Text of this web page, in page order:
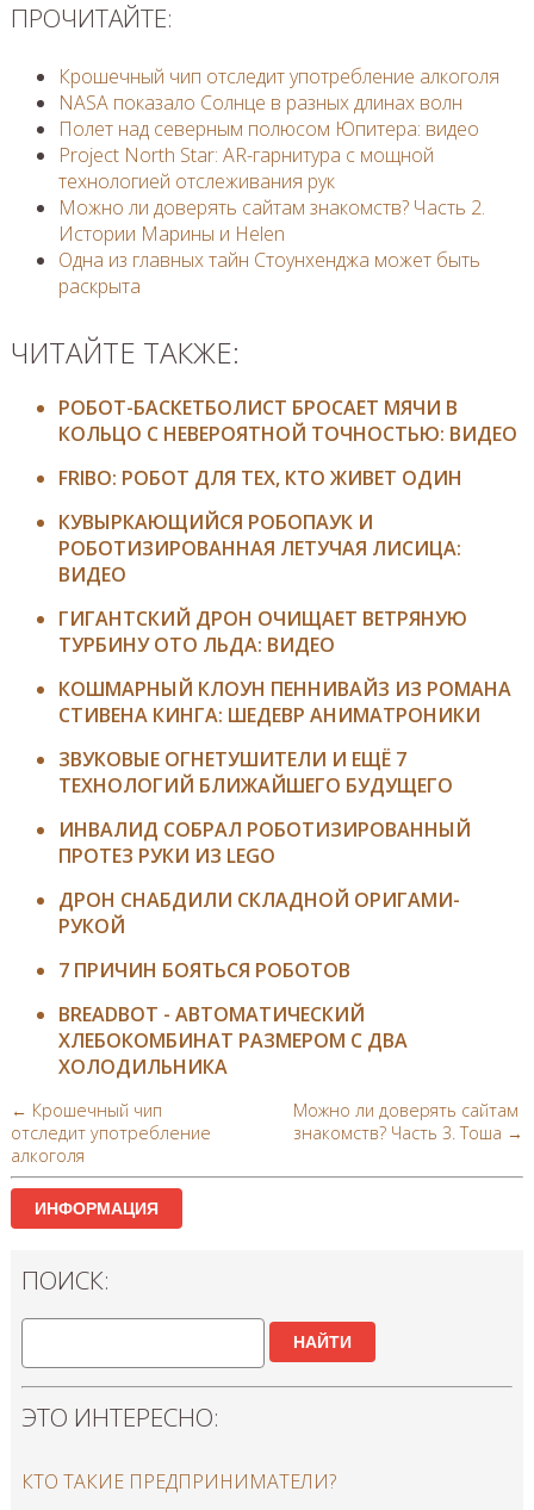
ПРОЧИТАЙТЕ:
Крошечный чип отследит употребление алкоголя
NASA показало Солнце в разных длинах волн
Полет над северным полюсом Юпитера: видео
Project North Star: AR-гарнитура с мощной
технологией отслеживания рук
Можно ли доверять сайтам знакомств? Часть 2.
Истории Марины и Helen
Одна из главных тайн Стоунхенджа может быть
раскрыта
ЧИТАЙТЕ ТАКЖЕ:
РОБОТ-БАСКЕТБОЛИСТ БРОСАЕТ МЯЧИ В
КОЛЬЦО С НЕВЕРОЯТНОЙ ТОЧНОСТЬЮ: ВИДЕО
FRIBO: РОБОТ ДЛЯ ТЕХ, КТО ЖИВЕТ ОДИН
КУВЫРКАЮЩИЙСЯ РОБОПАУК И
РОБОТИЗИРОВАННАЯ ЛЕТУЧАЯ ЛИСИЦА:
ВИДЕО
ГИГАНТСКИЙ ДРОН ОЧИЩАЕТ ВЕТРЯНУЮ
ТУРБИНУ ОТО ЛЬДА: ВИДЕО
КОШМАРНЫЙ КЛОУН ПЕННИВАЙЗ ИЗ РОМАНА
СТИВЕНА КИНГА: ШЕДЕВР АНИМАТРОНИКИ
ЗВУКОВЫЕ ОГНЕТУШИТЕЛИ И ЕЩЁ 7
ТЕХНОЛОГИЙ БЛИЖАЙШЕГО БУДУЩЕГО
ИНВАЛИД СОБРАЛ РОБОТИЗИРОВАННЫЙ
ПРОТЕЗ РУКИ ИЗ LEGO
ДРОН СНАБДИЛИ СКЛАДНОЙ ОРИГАМИ-
РУКОЙ
7 ПРИЧИН БОЯТЬСЯ РОБОТОВ
BREADBOT - АВТОМАТИЧЕСКИЙ
ХЛЕБОКОМБИНАТ РАЗМЕРОМ С ДВА
ХОЛОДИЛЬНИКА
← Крошечный чип
отследит употребление
алкоголя
Можно ли доверять сайтам
знакомств? Часть 3. Тоша →
ИНФОРМАЦИЯ
ПОИСК:
НАЙТИ
ЭТО ИНТЕРЕСНО:
КТО ТАКИЕ ПРЕДПРИНИМАТЕЛИ?